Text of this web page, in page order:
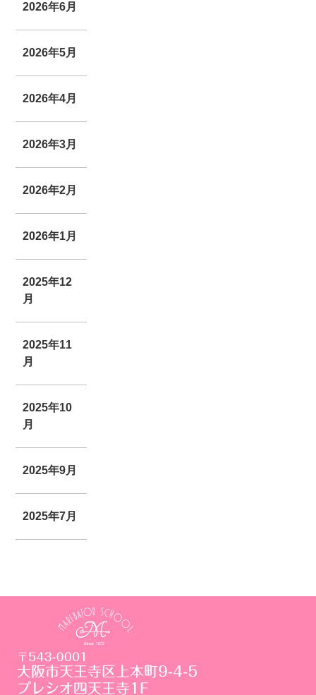
2026年6月
2026年5月
2026年4月
2026年3月
2026年2月
2026年1月
2025年12
月
2025年11
月
2025年10
月
2025年9月
2025年7月